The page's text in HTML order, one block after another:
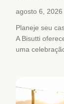
agosto 6, 2026
Planeje seu
A Bisutti
uma